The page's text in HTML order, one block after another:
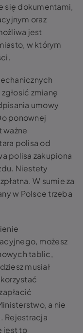
się dokumentami,
oraz
jest
w którym
zmianę
umowy
ponownej
ważne
polisa od
polisa zakupiona
Niestety
W sumie za
w Polsce trzeba
możesz
tablic,
musiał
a nie
Rejestracja
jest to